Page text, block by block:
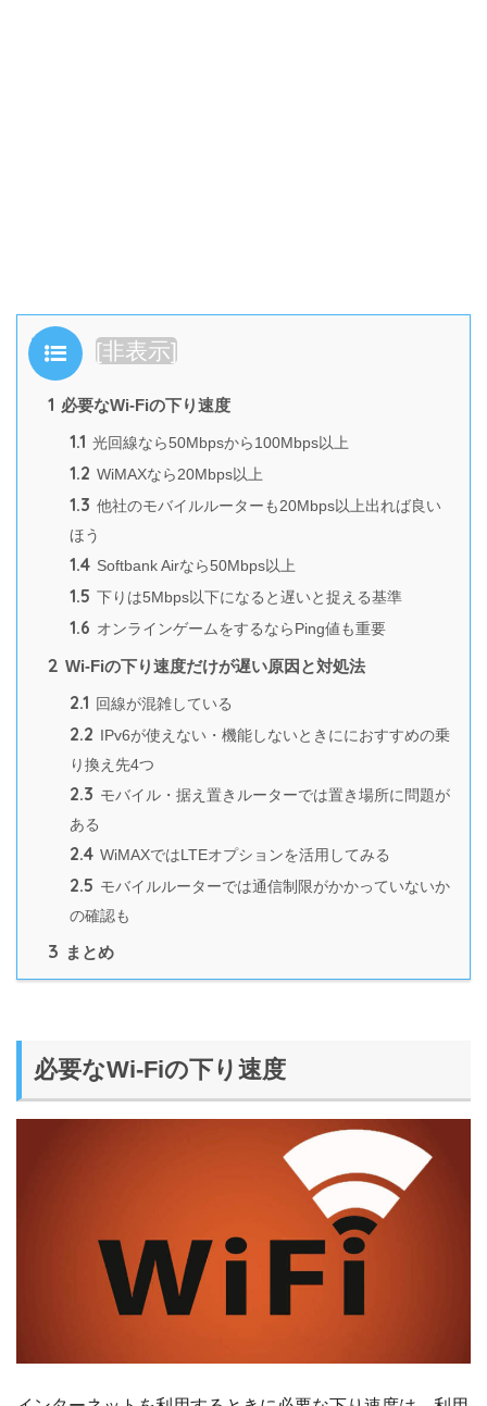
目次 [非表示]
1 必要なWi-Fiの下り速度
1.1 光回線なら50Mbpsから100Mbps以上
1.2 WiMAXなら20Mbps以上
1.3 他社のモバイルルーターも20Mbps以上出れば良い
ほう
1.4 Softbank Airなら50Mbps以上
1.5 下りは5Mbps以下になると遅いと捉える基準
1.6 オンラインゲームをするならPing値も重要
2 Wi-Fiの下り速度だけが遅い原因と対処法
2.1 回線が混雑している
2.2 IPv6が使えない・機能しないときににおすすめの乗
り換え先4つ
2.3 モバイル・据え置きルーターでは置き場所に問題が
ある
2.4 WiMAXではLTEオプションを活用してみる
2.5 モバイルルーターでは通信制限がかかっていないか
の確認も
3 まとめ
必要なWi-Fiの下り速度